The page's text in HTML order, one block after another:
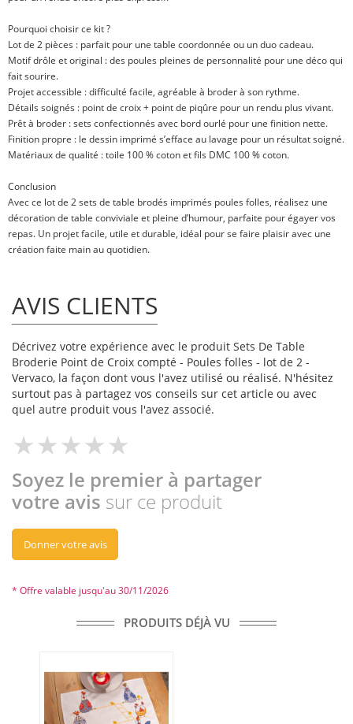
Pourquoi choisir ce kit ?
Lot de 2 pièces : parfait pour une table coordonnée ou un duo cadeau.
Motif drôle et original : des poules pleines de personnalité pour une déco qui
fait sourire.
Projet accessible : difficulté facile, agréable à broder à son rythme.
Détails soignés : point de croix + point de piqûre pour un rendu plus vivant.
Prêt à broder : sets confectionnés avec bord ourlé pour une finition nette.
Finition propre : le dessin imprimé s’efface au lavage pour un résultat soigné.
Matériaux de qualité : toile 100 % coton et fils DMC 100 % coton.
Conclusion
Avec ce lot de 2 sets de table brodés imprimés poules folles, réalisez une
décoration de table conviviale et pleine d’humour, parfaite pour égayer vos
repas. Un projet facile, utile et durable, idéal pour se faire plaisir avec une
création faite main au quotidien.
AVIS CLIENTS
Décrivez votre expérience avec le produit Sets De Table
Broderie Point de Croix compté - Poules folles - lot de 2 -
Vervaco, la façon dont vous l'avez utilisé ou réalisé. N'hésitez
surtout pas à partagez vos conseils sur cet article ou avec
quel autre produit vous l'avez associé.
Soyez le premier à partager
votre avis sur ce produit
Donner votre avis
* Offre valable jusqu'au 30/11/2026
PRODUITS DÉJÀ VU